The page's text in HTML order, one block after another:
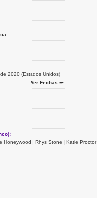
2020 (Estados Unidos)
Ver Fechas ➨
Honeywood |Rhys Stone |Katie Proctor